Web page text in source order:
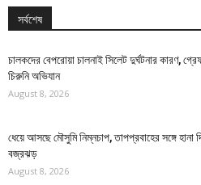
সর্বশেষ
চালকদের বেপরোয়া চালনাই সিলেট দুর্ঘটনার কারণ,
চিরুনি অভিযান
August 8, 2026
ধেয়ে আসছে মৌসুমি নিম্নচাপ, তাপপ্রবাহের সঙ্গে হানা
বজ্রঝড়
August 8, 2026